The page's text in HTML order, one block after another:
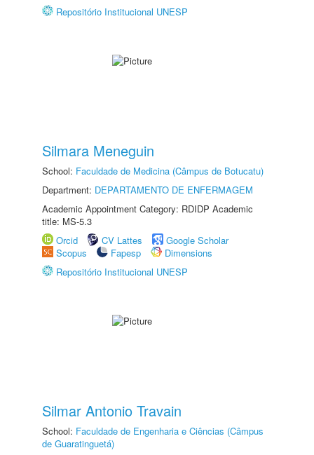
Repositório Institucional UNESP
Silmara Meneguin
School: Faculdade de Medicina (Câmpus de Botucatu)
Department: DEPARTAMENTO DE ENFERMAGEM
Academic Appointment Category: RDIDP Academic
title: MS-5.3
Orcid
CV Lattes
Google Scholar
Scopus
Fapesp
Dimensions
Repositório Institucional UNESP
Silmar Antonio Travain
School: Faculdade de Engenharia e Ciências (Câmpus
de Guaratinguetá)